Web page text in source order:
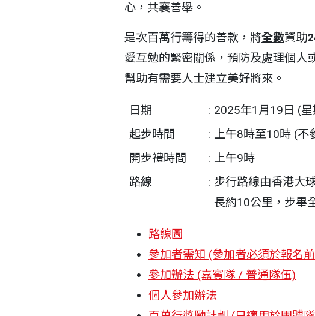
心，共襄善舉。
是次百萬行籌得的善款，將全數資助
愛互勉的緊密關係，預防及處理個人
幫助有需要人士建立美好將來。
日期 : 2025年1月19日 (
起步時間
: 上午8時至10時 (不
開步禮時間
: 上午9時
路線
: 步行路線由香港大
長約10公里，步畢
路線圖
參加者需知 (參加者必須於報名
參加辦法 (嘉賓隊 / 普通隊伍)
個人參加辦法